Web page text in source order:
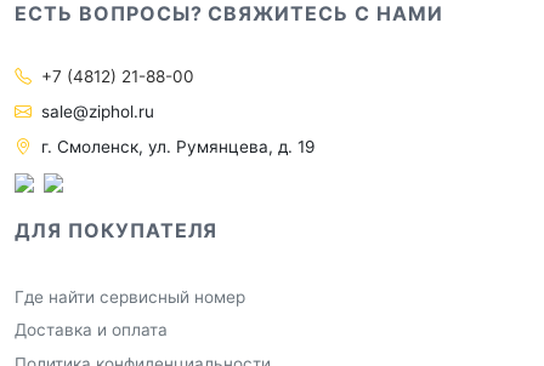
ЕСТЬ ВОПРОСЫ? СВЯЖИТЕСЬ С НАМИ
+7 (4812) 21-88-00
sale@ziphol.ru
г. Смоленск, ул. Румянцева, д. 19
ДЛЯ ПОКУПАТЕЛЯ
Где найти сервисный номер
Доставка и оплата